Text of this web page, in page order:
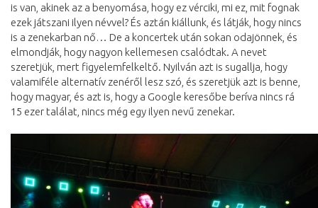
is van, akinek az a benyomása, hogy ez vérciki, mi ez, mit fognak
ezek játszani ilyen névvel? És aztán kiállunk, és látják, hogy nincs
is a zenekarban nő… De a koncertek után sokan odajönnek, és
elmondják, hogy nagyon kellemesen csalódtak. A nevet
szeretjük, mert figyelemfelkeltő. Nyilván azt is sugallja, hogy
valamiféle alternatív zenéről lesz szó, és szeretjük azt is benne,
hogy magyar, és azt is, hogy a Google keresőbe beríva nincs rá
15 ezer találat, nincs még egy ilyen nevű zenekar.